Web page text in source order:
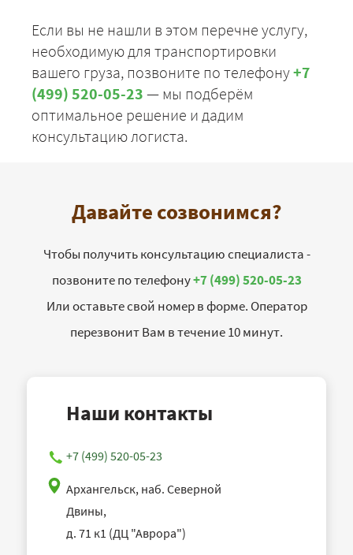
Если вы не нашли в этом перечне услугу,
необходимую для транспортировки
вашего груза, позвоните по телефону+7
(499) 520-05-23 — мы подберём
оптимальное решение и дадим
консультацию логиста.
Давайте созвонимся?
Чтобы получить консультацию специалиста -
позвоните по телефону+7 (499) 520-05-23
Или оставьте свой номер в форме. Оператор
перезвонит Вам в течение 10 минут.
Наши контакты
+7 (499) 520-05-23
Архангельск, наб. Северной
Двины,
д. 71 к1 (ДЦ "Аврора")